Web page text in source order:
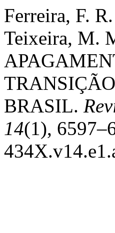
Ferreira, F.
Teixeira, M.
BRASIL.
14(1),